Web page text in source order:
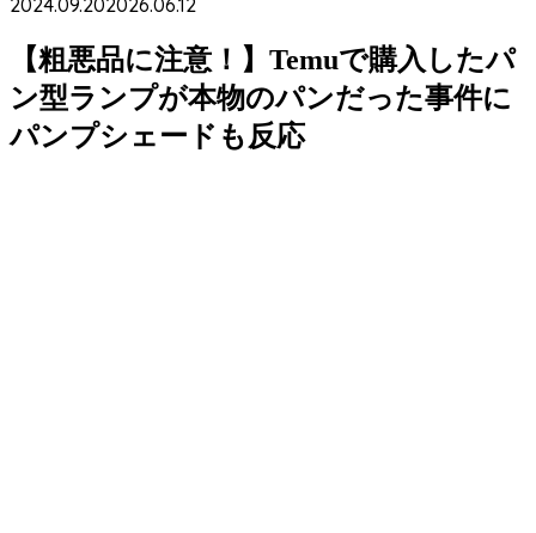
2024.09.202026.06.12
【粗悪品に注意！】Temuで購入したパ
ン型ランプが本物のパンだった事件に
パンプシェードも反応